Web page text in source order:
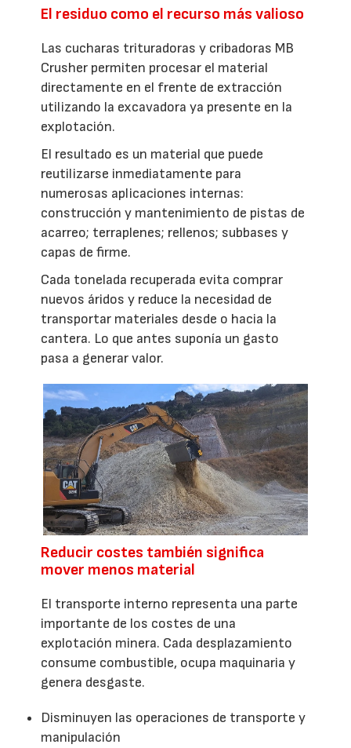
El residuo como el recurso más valioso
Las cucharas trituradoras y cribadoras MB
Crusher permiten procesar el material
directamente en el frente de extracción
utilizando la excavadora ya presente en la
explotación.
El resultado es un material que puede
reutilizarse inmediatamente para
numerosas aplicaciones internas:
construcción y mantenimiento de pistas de
acarreo; terraplenes; rellenos; subbases y
capas de firme.
Cada tonelada recuperada evita comprar
nuevos áridos y reduce la necesidad de
transportar materiales desde o hacia la
cantera. Lo que antes suponía un gasto
pasa a generar valor.
Reducir costes también significa
mover menos material
El transporte interno representa una parte
importante de los costes de una
explotación minera. Cada desplazamiento
consume combustible, ocupa maquinaria y
genera desgaste.
Disminuyen las operaciones de transporte y
manipulación